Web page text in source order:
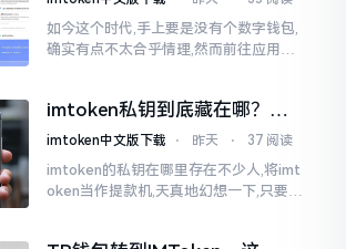
如今这个时代,手上要是没有个数字钱包,
确实有点不太合乎情理,然而前往应用商
似乎相似
imtoken私钥到底藏在哪？别
慌，找对地方才安心
imtoken中文版下载 ⋅ 昨天 ⋅ 37 阅读
imtoken的私钥在哪里存在不少人,将imt
oken当作提款机,天真地幻想一下,只要把